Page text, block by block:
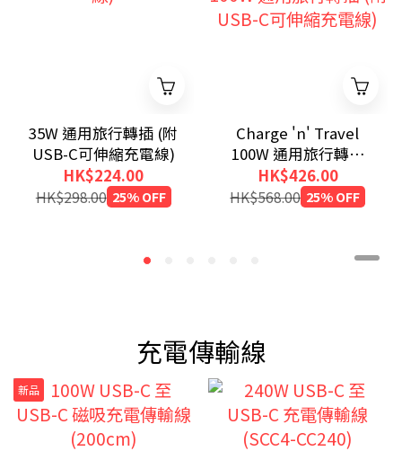
35W 通用旅行轉插 (附
USB-C可伸縮充電線)
HK$224.00
HK$298.00 25% OFF
Charge 'n' Travel
100W 通用旅行轉插
(附USB-C可伸縮充電
線)
HK$426.00
HK$568.00 25% OFF
充電傳輸線
新品